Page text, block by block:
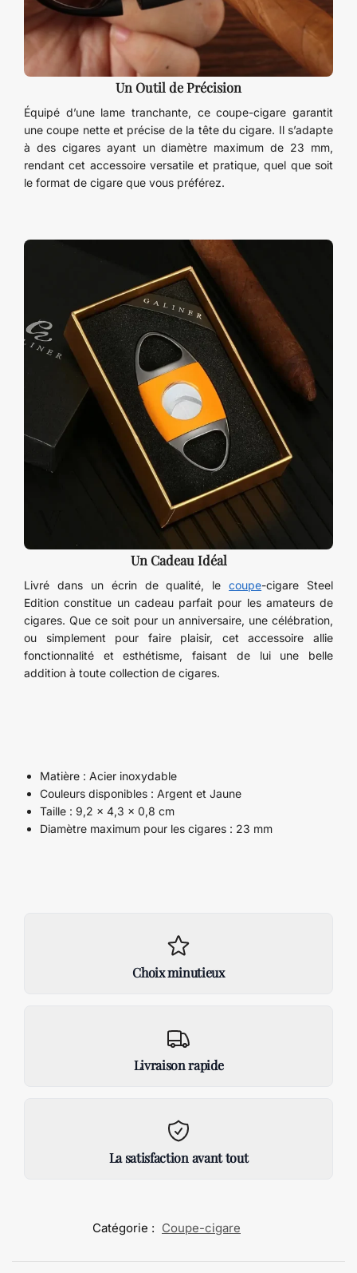
Un Outil de Précision
Équipé d’une lame tranchante, ce coupe-cigare garantit
une coupe nette et précise de la tête du cigare. Il s’adapte
à des cigares ayant un diamètre maximum de 23 mm,
rendant cet accessoire versatile et pratique, quel que soit
le format de cigare que vous préférez.
Un Cadeau Idéal
Livré dans un écrin de qualité, lecoupe-cigare Steel
Edition constitue un cadeau parfait pour les amateurs de
cigares. Que ce soit pour un anniversaire, une célébration,
ou simplement pour faire plaisir, cet accessoire allie
fonctionnalité et esthétisme, faisant de lui une belle
addition à toute collection de cigares.
Matière : Acier inoxydable
Couleurs disponibles : Argent et Jaune
Taille : 9,2 x 4,3 x 0,8 cm
Diamètre maximum pour les cigares : 23 mm
Choix minutieux
Livraison rapide
La satisfaction avant tout
Catégorie : Coupe-cigare